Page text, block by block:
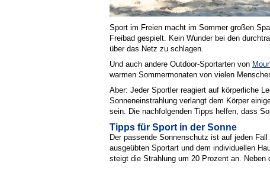
Sport im Freien macht im Sommer großen
Freibad gespielt. Kein Wunder bei den
über das Netz zu schlagen.
Und auch andere Outdoor-Sportarten von
warmen Sommermonaten von vielen
Aber: Jeder Sportler reagiert auf körperliche
Sonneneinstrahlung verlangt dem Körper
sein. Die nachfolgenden Tipps helfen, dass
Tipps für Sport in der Sonne
Der passende Sonnenschutz ist auf jeden
ausgeübten Sportart und dem individuellen
steigt die Strahlung um 20 Prozent an. Neben